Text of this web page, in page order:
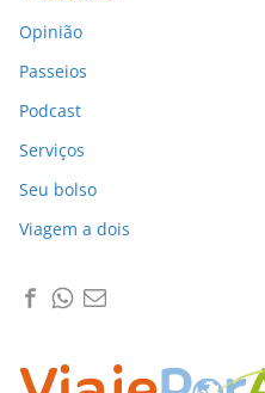
Opinião
Passeios
Podcast
Serviços
Seu bolso
Viagem a dois